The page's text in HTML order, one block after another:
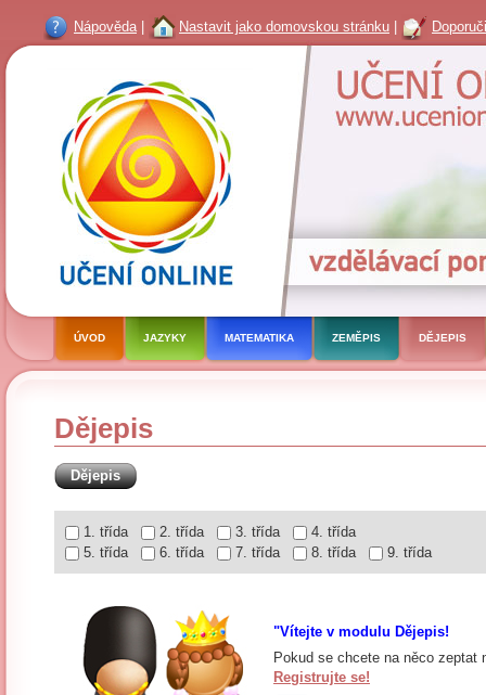
Nápověda| Nastavit jako domovskou stránku
ÚVOD JAZYKY MATEMATIKA ZEMĚPIS DĚJEPIS
Dějepis
Dějepis
1. třída 2. třída 3. třída
4. třída
5. třída
6. třída 7. třída 8. třída 9. třída
"Vítejte v modulu Dějepis!
Pokud se chcete na něco zeptat
Registrujte se!